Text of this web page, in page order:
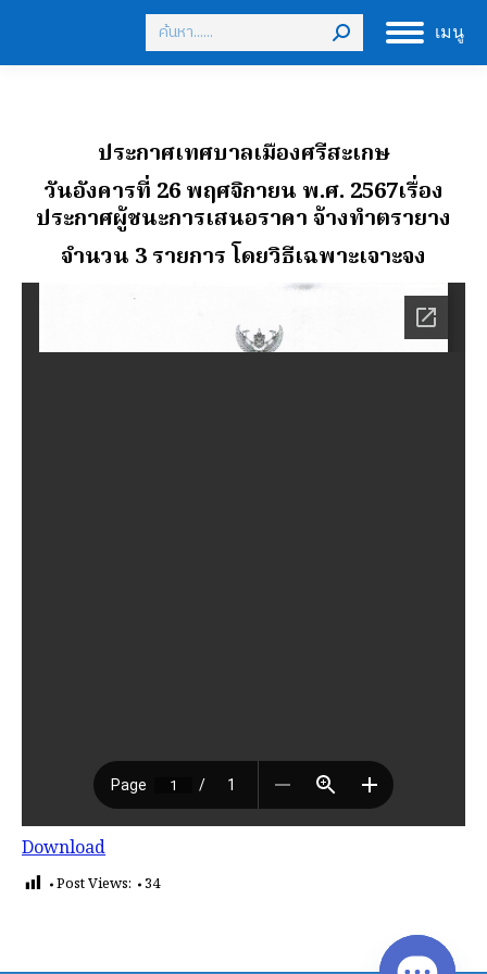
เมนู
Search:
ประกาศเทศบาลเมืองศรีสะเกษ
วันอังคารที่ 26 พฤศจิกายน พ.ศ. 2567เรื่อง
ประกาศผู้ชนะการเสนอราคา จ้างทําตรายาง
จํานวน 3 รายการโดยวิธีเฉพาะเจาะจง
Download
Post Views: 34